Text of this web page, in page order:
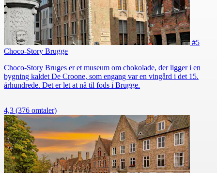
#5
Choco-Story Brugge
Choco-Story Bruges er et museum om chokolade, der ligger i en
bygning kaldet De Croone, som engang var en vingård i det 15.
århundrede. Det er let at nå til fods i Brugge.
4,3 (376 omtaler)